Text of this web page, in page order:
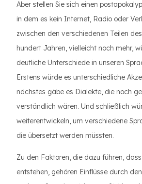
Aber stellen Sie sich einen
in dem es kein Internet, Radio oder
zwischen den verschiedenen Teilen
hundert Jahren, vielleicht noch mehr,
deutliche Unterschiede in unseren
Erstens würde es unterschiedliche
nächstes gäbe es Dialekte, die noch
verständlich wären. Und schließlich
weiterentwickeln, um verschiedene
die übersetzt werden müssten.
Zu den Faktoren, die dazu führen,
entstehen, gehören Einflüsse durch